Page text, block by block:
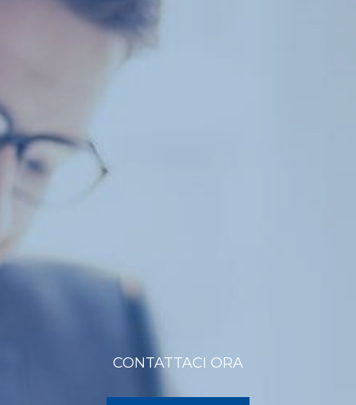
CONTATTACI ORA